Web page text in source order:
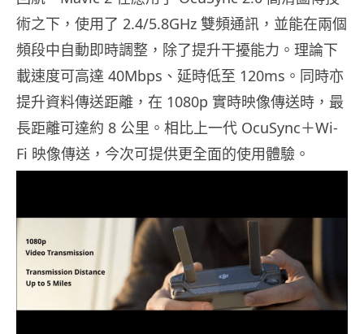
術之下，使用了 2.4/5.8GHz 雙頻通訊，並能在兩個
頻段中自動即時調整，除了提升干擾能力。理論下
載速度可高達 40Mbps、延時低至 120ms。同時亦
提升資料傳送距離，在 1080p 實時映像傳送時，最
長距離可達約 8 公里。相比上一代 OcuSync＋Wi-
Fi 映像傳送，今次可提供更全面的使用體驗。